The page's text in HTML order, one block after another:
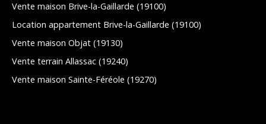
Vente maison Brive-la-Gaillarde (19100)
Location appartement Brive-la-Gaillarde (19100)
Vente maison Objat (19130)
Vente terrain Allassac (19240)
Vente maison Sainte-Féréole (19270)